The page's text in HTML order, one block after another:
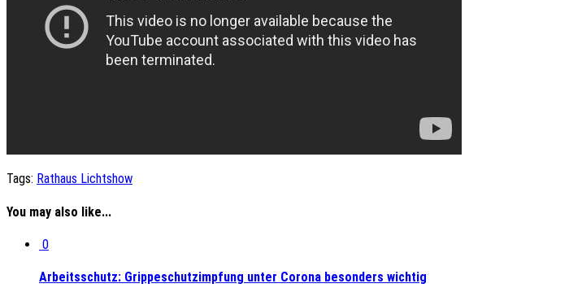
Tags: Rathaus Lichtshow
You may also like...
0
Arbeitsschutz: Grippeschutzimpfung unter Corona besonders wichtig